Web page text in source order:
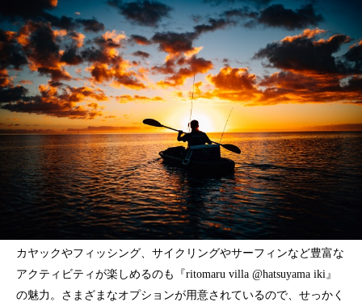
カヤックやフィッシング、サイクリングやサーフィンなど豊富な
アクティビティが楽しめるのも『ritomaru villa @hatsuyama iki』
の魅力。さまざまなオプションが用意されているので、せっかく